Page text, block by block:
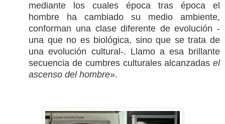
mediante los cuales época tras época el
hombre ha cambiado su medio ambiente,
conforman una clase diferente de evolución -
una que no es biológica, sino que se trata de
una evolución cultural-. Llamo a esa brillante
secuencia de cumbres culturales alcanzadas el
ascenso del hombre».